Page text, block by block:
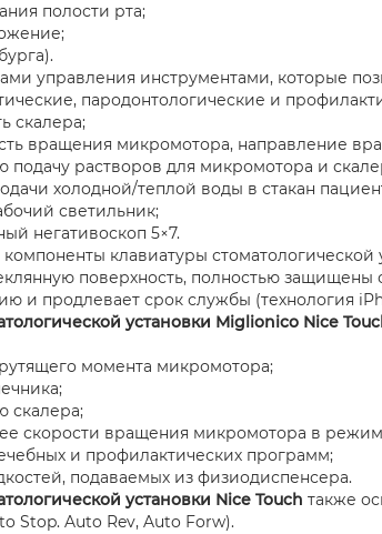
полости рта;
управления инструментами, которые
пародонтологические и
скалера;
вращения микромотора, направление
растворов для микромотора и
холодной/теплой воды в стакан
светильник;
негативоскоп 5×7.
клавиатуры стоматологической
поверхность, полностью защищены
и продлевает срок службы (технология
установки Miglionico Nice
момента микромотора;
скалера;
скорости вращения микромотора в
и профилактических программ;
подаваемых из физиодиспенсера.
установки Nice Touch также
Stop. Auto Rev, Auto Forw).